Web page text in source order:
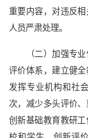
重要内容，对违反
人员严肃处理。
（二）加强专
评价体系，建立健全
发挥专业机构和社
次，减少多头评价
创新基础教育教研